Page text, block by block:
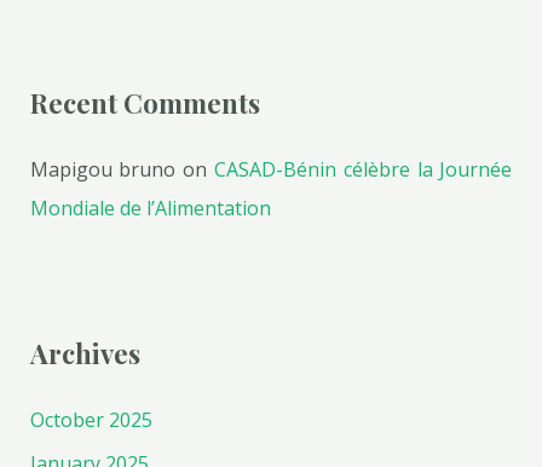
Recent Comments
Mapigou bruno onCASAD-Bénin célèbre la Journée
Mondiale de l’Alimentation
Archives
October 2025